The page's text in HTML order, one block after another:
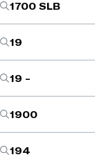
1700 SLB
19
19 -
1900
194